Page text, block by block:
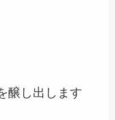
醸し出します